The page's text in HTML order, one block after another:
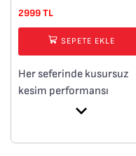
2999 TL
SEPETE EKLE
Her seferinde kusursuz
kesim performansı
Patentli otomatik bileme
Uzun ömürlü keskinlik